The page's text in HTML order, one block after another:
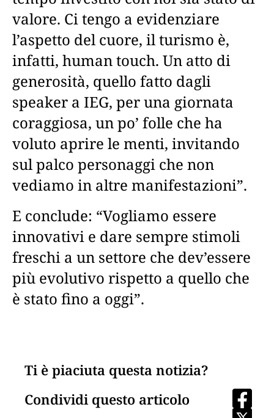
valore. Ci tengo a evidenziare
l’aspetto del cuore, il turismo è,
infatti, human touch. Un atto di
generosità, quello fatto dagli
speaker a IEG, per una giornata
coraggiosa, un po’ folle che ha
voluto aprire le menti, invitando
sul palco personaggi che non
vediamo in altre manifestazioni”.
E conclude: “Vogliamo essere
innovativi e dare sempre stimoli
freschi a un settore che dev’essere
più evolutivo rispetto a quello che
è stato fino a oggi”.
Ti è piaciuta questa notizia?
Condividi questo articolo